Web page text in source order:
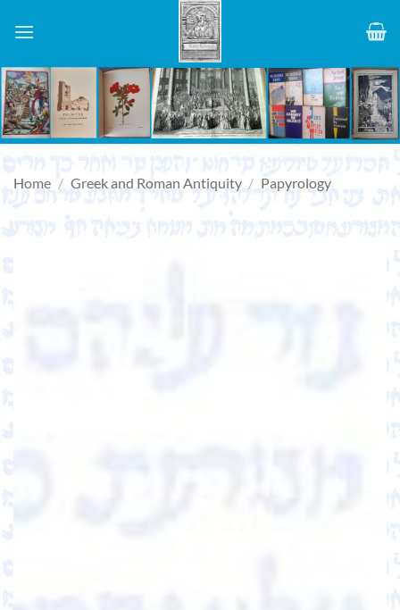
Home / Greek and Roman Antiquity / Papyrology